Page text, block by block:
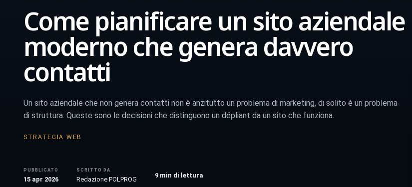
Come pianificare un sito aziendale
moderno che genera davvero
contatti
Un sito aziendale che non genera contatti non è anzitutto un problema di marketing, di solito è un problema
di struttura. Queste sono le decisioni che distinguono un dépliant da un sito che funziona.
STRATEGIA WEB
PUBBLICATO
15 apr 2026
SCRITTO DA
Redazione POLPROG
9 min di lettura